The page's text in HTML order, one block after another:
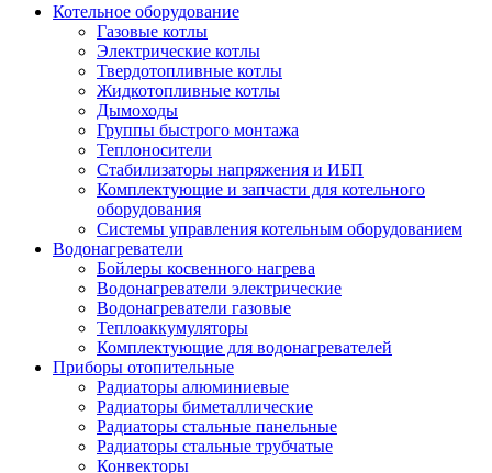
Котельное оборудование
Газовые котлы
Электрические котлы
Твердотопливные котлы
Жидкотопливные котлы
Дымоходы
Группы быстрого монтажа
Теплоносители
Стабилизаторы напряжения и ИБП
Комплектующие и запчасти для котельного
оборудования
Системы управления котельным оборудованием
Водонагреватели
Бойлеры косвенного нагрева
Водонагреватели электрические
Водонагреватели газовые
Теплоаккумуляторы
Комплектующие для водонагревателей
Приборы отопительные
Радиаторы алюминиевые
Радиаторы биметаллические
Радиаторы стальные панельные
Радиаторы стальные трубчатые
Конвекторы